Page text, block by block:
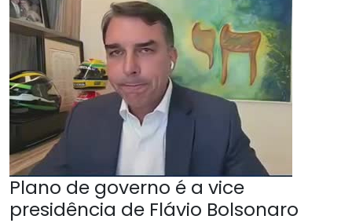
Plano de governo é a vice
presidência de Flávio Bolsonaro